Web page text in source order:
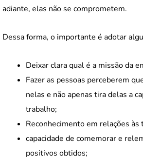
adiante, elas não se comprometem.
Dessa forma, o importante é adotar
Deixar clara qual é a missão da
Fazer as pessoas perceberem
nelas e não apenas tira delas a
trabalho;
Reconhecimento em relações às
capacidade de comemorar e
positivos obtidos;